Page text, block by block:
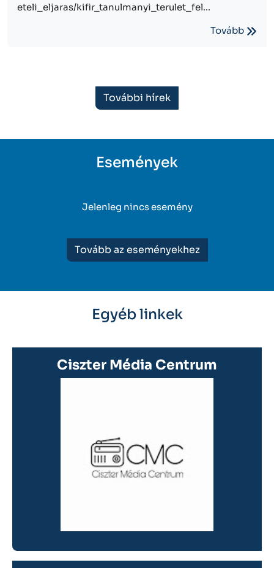
eteli_eljaras/kifir_tanulmanyi_terulet_fel...
Tovább
További hírek
Események
Jelenleg nincs esemény
Tovább az eseményekhez
Egyéb linkek
Ciszter Média Centrum